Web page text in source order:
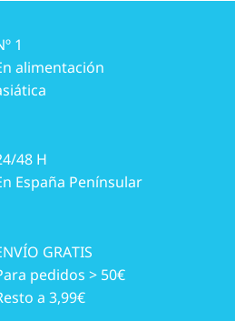
1
alimentación
48 H
España Penínsular
GRATIS
pedidos > 50€
a 3,99€